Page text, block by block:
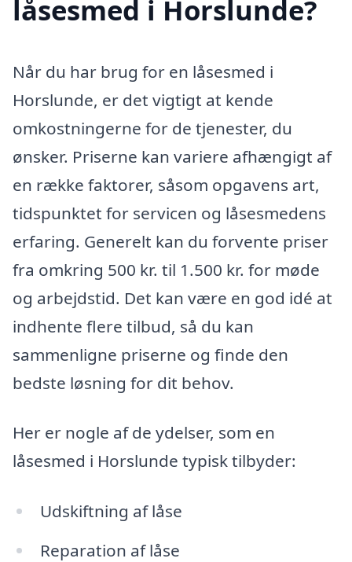
låsesmed i Horslunde?
Når du har brug for en låsesmed i
Horslunde, er det vigtigt at kende
omkostningerne for de tjenester, du
ønsker. Priserne kan variere afhængigt af
en række faktorer, såsom opgavens art,
tidspunktet for servicen og låsesmedens
erfaring. Generelt kan du forvente priser
fra omkring 500 kr. til 1.500 kr. for møde
og arbejdstid. Det kan være en god idé at
indhente flere tilbud, så du kan
sammenligne priserne og finde den
bedste løsning for dit behov.
Her er nogle af de ydelser, som en
låsesmed i Horslunde typisk tilbyder:
Udskiftning af låse
Reparation af låse